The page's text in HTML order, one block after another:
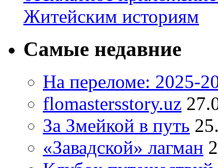
Самые недавние
На переломе: 2025-
flomastersstory.uz
За Змейкой в путь
«Завадской» лагман